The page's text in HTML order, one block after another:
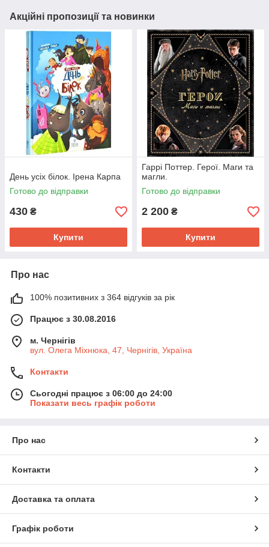
Акційні пропозиції та новинки
День усіх білок. Ірена Карпа
Готово до відправки
430 ₴
Купити
Гаррі Поттер. Герої. Маги та
магли.
Готово до відправки
2 200 ₴
Купити
Про нас
100% позитивних з 364 відгуків за рік
Працює з 30.08.2016
м. Чернігів
вул. Олега Міхнюка, 47, Чернігів, Україна
Контакти
Сьогодні працює з 06:00 до 24:00
Показати весь графік роботи
Про нас
Контакти
Доставка та оплата
Графік роботи